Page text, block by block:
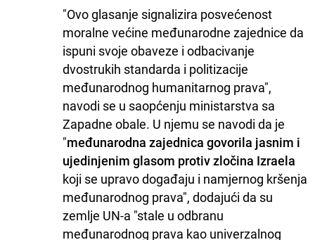
"Ovo glasanje signalizira posvećenost
moralne većine međunarodne zajednice da
ispuni svoje obaveze i odbacivanje
dvostrukih standarda i politizacije
međunarodnog humanitarnog prava",
navodi se u saopćenju ministarstva sa
Zapadne obale. U njemu se navodi da je
"međunarodna zajednica govorila jasnim i
ujedinjenim glasom protiv zločina Izraela
koji se upravo događaju i namjernog kršenja
međunarodnog prava", dodajući da su
zemlje UN-a "stale u odbranu
međunarodnog prava kao univerzalnog